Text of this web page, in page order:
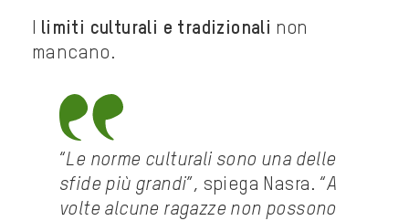
limiti culturali e tradizionali non
mancano.
“Le norme culturali sono una delle
sfide più grandi”, spiega Nasra. “A
volte alcune ragazze non possono